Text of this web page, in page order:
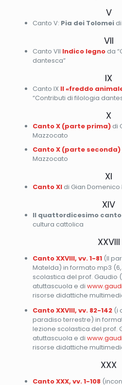
V
Canto V: Pia dei Tolomeidi
VII
Canto VII Indico legnoda
dantesca”
IX
Canto IX Il «freddo
“Contributi di filologia
X
Canto X (parte prima)di
Mazzocato
Canto X (parte seconda)
Mazzocato
XI
Canto XIdi Gian Domenico
XIV
Il quattordicesimo
cultura cattolica
XXVIII
Canto XXVIII, vv. 1-81(Il
Matelda) in formato mp3
scolastica del prof. Gaudio
atuttascuola e di
risorse didattiche
Canto XXVIII, vv. 82-142(i
paradiso terrestre) in
lezione scolastica del prof.
atuttascuola e di
risorse didattiche
XXX
Canto XXX, vv. 1-108